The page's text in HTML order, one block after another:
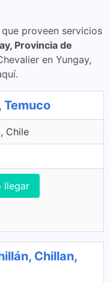
proveen servicios
Provincia de
en Yungay,
Temuco
Chile
llegar
Chillan,